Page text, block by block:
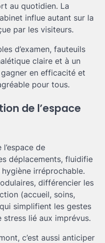
au quotidien. La
influe autant sur la
par les visiteurs.
d’examen, fauteuils
claire et à un
en efficacité et
pour tous.
de l’espace
de
déplacements, fluidifie
irréprochable.
différencier les
(accueil, soins,
simplifient les gestes
lié aux imprévus.
c’est aussi anticiper